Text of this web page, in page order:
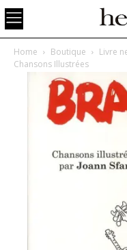
Home Boutique Livre
Chansons Illustrées